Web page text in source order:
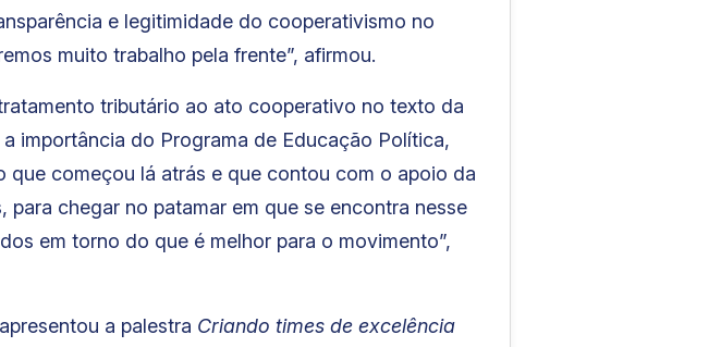
e legitimidade do cooperativismo no
muito trabalho pela frente”, afirmou.
tributário ao ato cooperativo no texto da
importância do Programa de Educação Política,
que começou lá atrás e que contou com o apoio da
chegar no patamar em que se encontra nesse
em torno do que é melhor para o movimento”,
a palestra Criando times de excelência